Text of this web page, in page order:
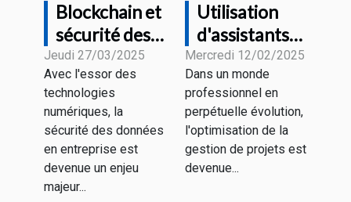
Blockchain et
sécurité des
données en
entreprise
comprendre
les avantages
et les défis en
2023
Jeudi 27/03/2025
Avec l'essor des
technologies
numériques, la
sécurité des données
en entreprise est
devenue un enjeu
majeur...
Utilisation
d'assistants
virtuels dans
la gestion de
projets pour
une
productivité
accrue
Mercredi 12/02/2025
Dans un monde
professionnel en
perpétuelle évolution,
l'optimisation de la
gestion de projets est
devenue...